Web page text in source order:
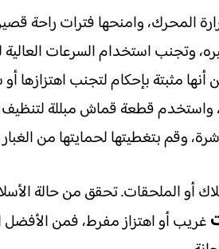
المحرك، وامنحها فترات راحة
وتجنب استخدام السرعات العالية
مثبتة بإحكام لتجنب اهتزازها
واستخدم قطعة قماش مبللة
وقم بتغطيتها لحمايتها من
الملحقات. تحقق من حالة
غريب أو اهتزاز مفرط، فمن